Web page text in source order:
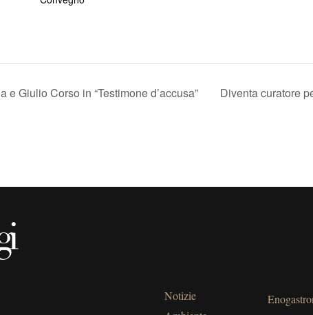
e Giulio Corso in “Testimone d’accusa” Diventa curatore
Notizie